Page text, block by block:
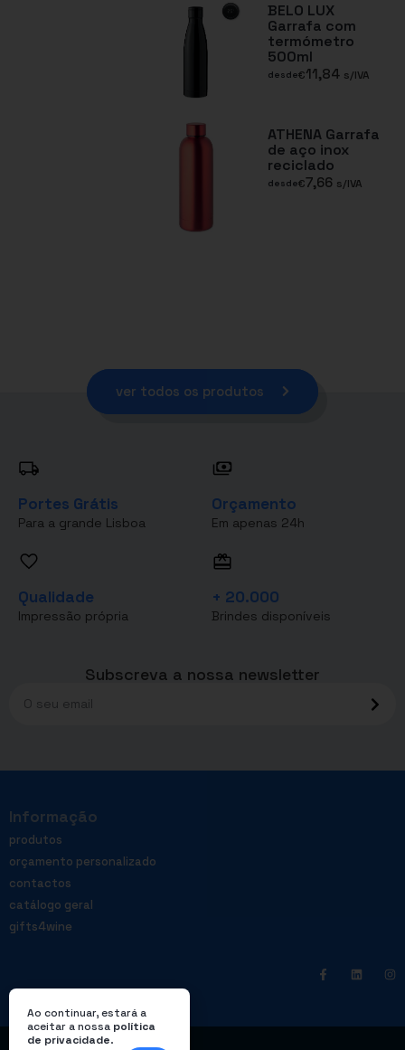
BELO LUX
Garrafa com
termómetro
500ml
desde€11,84 s/IVA
ATHENA Garrafa
de aço inox
reciclado
desde€7,66 s/IVA
ver todos os produtos
Portes Grátis
Para a grande Lisboa
Orçamento
Em apenas 24h
Qualidade
Impressão própria
+ 20.000
Brindes disponíveis
Subscreva a nossa newsletter
Informação
produtos
orçamento personalizado
contactos
catálogo geral
gifts4wine
Ao continuar, estará a
aceitar a nossa política
de privacidade.